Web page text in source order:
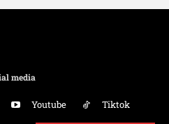
media
Youtube Tiktok